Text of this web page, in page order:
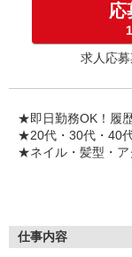
お友達を紹
インセンテ
゜・。○。
応
求人応
★即日勤務OK！履
★20代・30代・40
★ネイル・髪型・ア
各キャリアの新機
仕事内容